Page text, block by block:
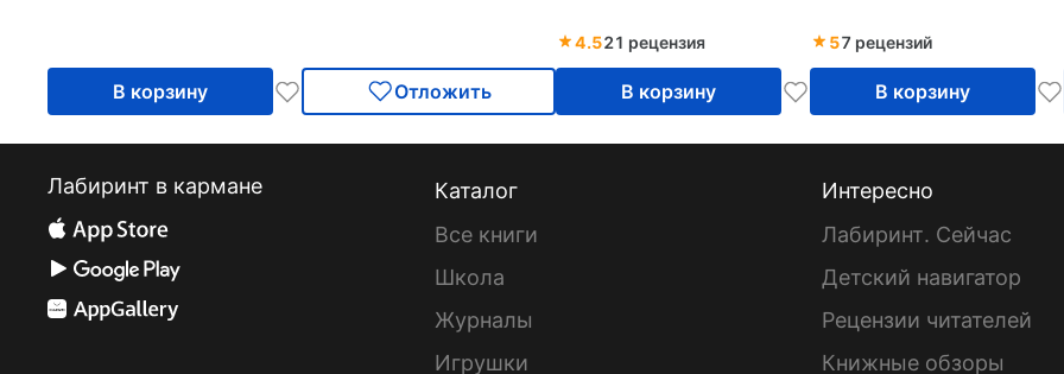
В корзину Отложить
4.521 рецензия
В корзину
57 рецензий
В корзину
Лабиринт в кармане
Каталог
Все книги
Школа
Журналы
Игрушки
Интересно
Лабиринт. Сейчас
Детский навигатор
Рецензии читателей
Книжные обзоры